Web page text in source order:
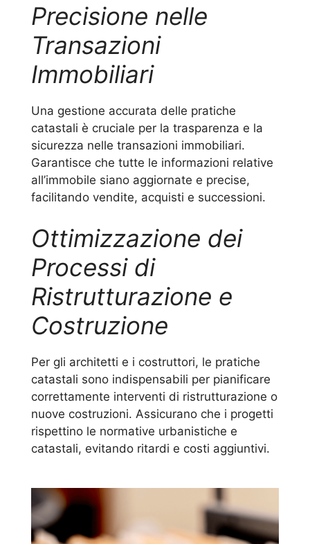
Precisione nelle
Transazioni
Immobiliari
Una gestione accurata delle pratiche
catastali è cruciale per la trasparenza e la
sicurezza nelle transazioni immobiliari.
Garantisce che tutte le informazioni relative
all’immobile siano aggiornate e precise,
facilitando vendite, acquisti e successioni.
Ottimizzazione dei
Processi di
Ristrutturazione e
Costruzione
Per gli architetti e i costruttori, le pratiche
catastali sono indispensabili per pianificare
correttamente interventi di ristrutturazione o
nuove costruzioni. Assicurano che i progetti
rispettino le normative urbanistiche e
catastali, evitando ritardi e costi aggiuntivi.